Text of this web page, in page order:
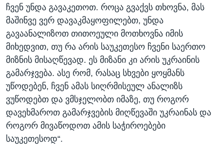
ჩვენ უნდა გავაკეთოთ. როცა გვაქვს თხოვნა, მას
მაშინვე ვერ დავაკმაყოფილებთ, უნდა
გავაანალიზოთ თითოეული მოთხოვნა იმის
მიხედვით, თუ რა არის საუკეთესო ჩვენი საერთო
მიზნის მისაღწევად. ეს მიზანი კი არის უკრაინის
გამარჯვება. ასე რომ, რასაც სხვები ყოყმანს
უწოდებენ, ჩვენ ამას სიღრმისეულ ანალიზს
ვუწოდებთ და ვმსჯელობთ იმაზე, თუ როგორ
დავეხმაროთ გამარჯვების მიღწევაში უკრაინას და
როგორ მივაწოდოთ ამის საჭიროებები
საუკეთესოდ“.